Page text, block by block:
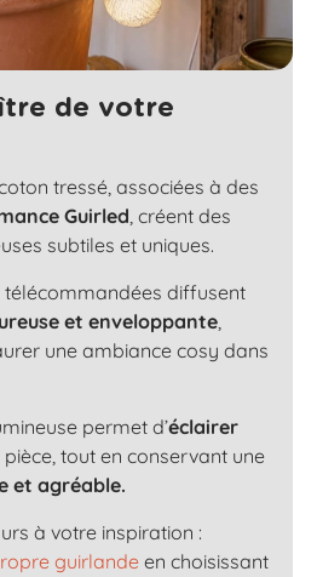
de votre
tressé, associées à des
Guirled, créent des
subtiles et uniques.
télécommandées diffusent
et enveloppante,
une ambiance cosy dans
permet d’éclairer
pièce, tout en conservant une
et agréable.
à votre inspiration :
guirlande en choisissant